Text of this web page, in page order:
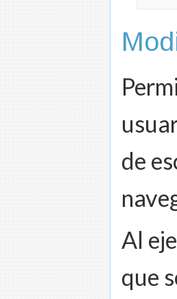
de
Al
que